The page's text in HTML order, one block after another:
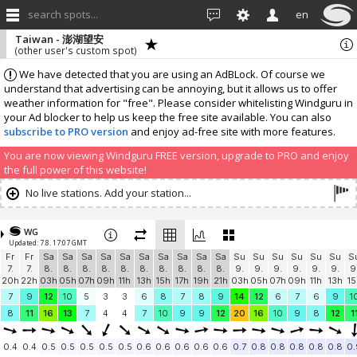
search spots... en
We have detected that you are using an AdBLock. Of course we
understand that advertising can be annoying, but it allows us to offer
weather information for "free". Please consider whitelisting Windguru in
your Ad blocker to help us keep the free site available. You can also
subscribe to PRO version and enjoy ad-free site with more features.
You are now viewing Windguru FREE version, upgrade to PRO and enjoy
the full power of this website!
Taiwan - 澎湖望安
(other user's custom spot)
No live stations. Add your station...
WG
Updated: 7.8. 17:07 GMT
Fr
7.
20h
Fr
7.
22h
Sa
8.
03h
Sa
8.
05h
Sa
8.
07h
Sa
8.
09h
Sa
8.
11h
Sa
8.
13h
Sa
8.
15h
Sa
8.
17h
Sa
8.
19h
Sa
8.
21h
Su
9.
03h
Su
9.
05h
Su
9.
07h
Su
9.
09h
Su
9.
11h
Su
9.
13h
7
9 12 10 5 3 3 6 8 7 8 9 14 12 6 7 6 9
8
11 16 13 7 4 4 7 10 9 9 12 20 16 10 9 8 12
0.4 0.4 0.5 0.5 0.5 0.5 0.5 0.6 0.6 0.6 0.6 0.6 0.7 0.8 0.8 0.8 0.8 0.8